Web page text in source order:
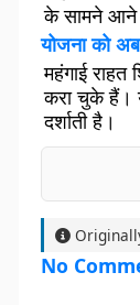
के सामने आने
योजना को
महंगाई
करा चुके हैं।
दर्शाती है।
No